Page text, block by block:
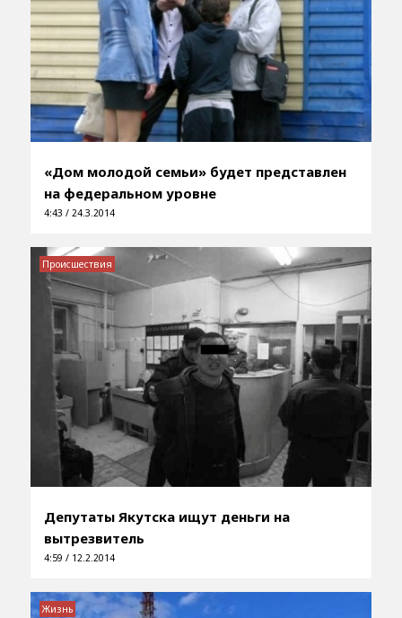
«Дом молодой семьи» будет представлен
на федеральном уровне
4:43 / 24.3.2014
Депутаты Якутска ищут деньги на
вытрезвитель
4:59 / 12.2.2014
Происшествия
Жизнь